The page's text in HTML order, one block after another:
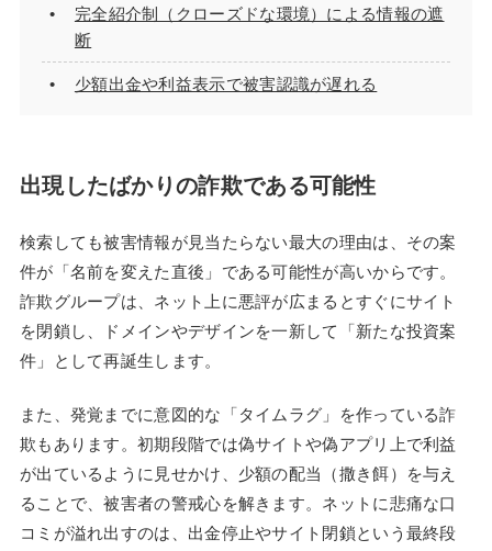
完全紹介制（クローズドな環境）による情報の遮
断
少額出金や利益表示で被害認識が遅れる
出現したばかりの詐欺である可能性
検索しても被害情報が見当たらない最大の理由は、その案
件が「名前を変えた直後」である可能性が高いからです。
詐欺グループは、ネット上に悪評が広まるとすぐにサイト
を閉鎖し、ドメインやデザインを一新して「新たな投資案
件」として再誕生します。
また、発覚までに意図的な「タイムラグ」を作っている詐
欺もあります。初期段階では偽サイトや偽アプリ上で利益
が出ているように見せかけ、少額の配当（撒き餌）を与え
ることで、被害者の警戒心を解きます。ネットに悲痛な口
コミが溢れ出すのは、出金停止やサイト閉鎖という最終段